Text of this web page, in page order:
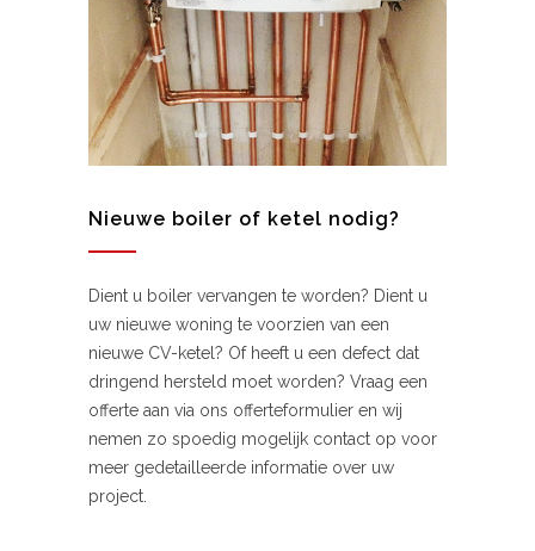
Nieuwe boiler of ketel nodig?
Dient u boiler vervangen te worden? Dient u
uw nieuwe woning te voorzien van een
nieuwe CV-ketel? Of heeft u een defect dat
dringend hersteld moet worden? Vraag een
offerte aan via ons offerteformulier en wij
nemen zo spoedig mogelijk contact op voor
meer gedetailleerde informatie over uw
project.